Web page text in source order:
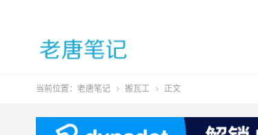
当前位置： 老唐笔记  搬瓦工  正文